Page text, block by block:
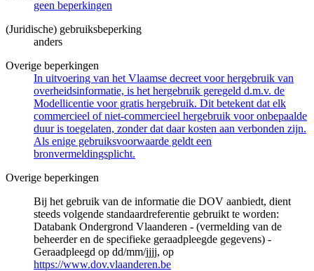
geen beperkingen
(Juridische) gebruiksbeperking
anders
Overige beperkingen
In uitvoering van het Vlaamse decreet voor hergebruik van
overheidsinformatie, is het hergebruik geregeld d.m.v. de
Modellicentie voor gratis hergebruik. Dit betekent dat elk
commercieel of niet-commercieel hergebruik voor onbepaalde
duur is toegelaten, zonder dat daar kosten aan verbonden zijn.
Als enige gebruiksvoorwaarde geldt een
bronvermeldingsplicht.
Overige beperkingen
Bij het gebruik van de informatie die DOV aanbiedt, dient
steeds volgende standaardreferentie gebruikt te worden:
Databank Ondergrond Vlaanderen - (vermelding van de
beheerder en de specifieke geraadpleegde gegevens) -
Geraadpleegd op dd/mm/jjjj, op
https://www.dov.vlaanderen.be